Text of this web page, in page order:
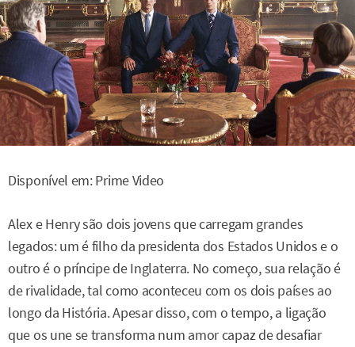
Disponível em: Prime Video
Alex e Henry são dois jovens que carregam grandes
legados: um é filho da presidenta dos Estados Unidos e o
outro é o príncipe de Inglaterra. No começo, sua relação é
de rivalidade, tal como aconteceu com os dois países ao
longo da História. Apesar disso, com o tempo, a ligação
que os une se transforma num amor capaz de desafiar